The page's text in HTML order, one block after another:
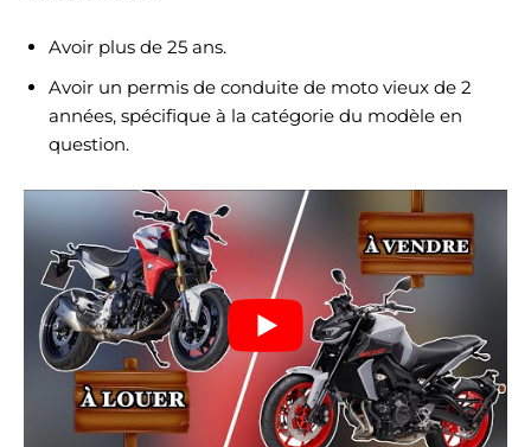
Avoir plus de 25 ans.
Avoir un permis de conduite de moto vieux de 2
années, spécifique à la catégorie du modèle en
question.